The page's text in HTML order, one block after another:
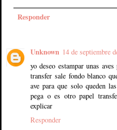
Responder
Unknown 14 de septiembre
yo deseo estampar unas
transfer sale fondo blanco
ave para que solo queden
pega o es otro papel
explicar
Responder